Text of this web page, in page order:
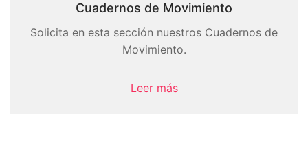
Cuadernos de Movimiento
Solicita en esta sección nuestros Cuadernos de
Movimiento.
Leer más